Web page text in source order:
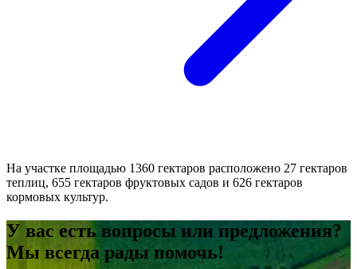
На участке площадью 1360 гектаров расположено 27 гектаров
теплиц, 655 гектаров фруктовых садов и 626 гектаров
кормовых культур.
У вас есть вопросы или предложения?
Мы всегда рады помочь!